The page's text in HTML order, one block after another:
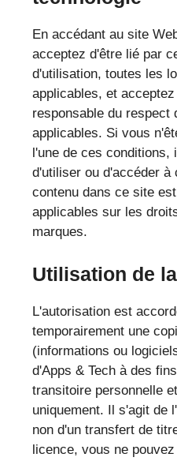
En accédant au site
acceptez d'être lié par
d'utilisation, toutes les
applicables, et
responsable du respect
applicables. Si vous
l'une de ces conditions,
d'utiliser ou d'accéder à
contenu dans ce site
applicables sur les
marques.
Utilisation de
L'autorisation est
temporairement une
(informations ou
d'Apps & Tech à des
transitoire personnelle
uniquement. Il s'agit de
non d'un transfert de
licence, vous ne